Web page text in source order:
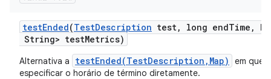
testEnded(TestDescription test, long endTime ,
String> testMetrics)
Alternativa a testEnded(TestDescription,Map)
em que
especificar o horário de término diretamente.